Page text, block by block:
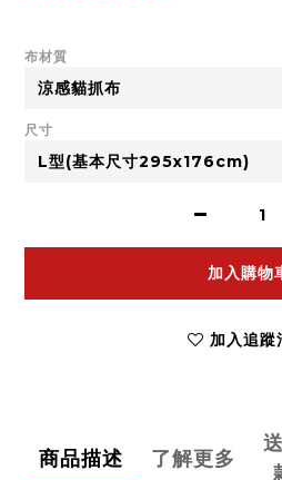
布材質
尺寸
加入購物
加入追蹤
商品描述 了解更多